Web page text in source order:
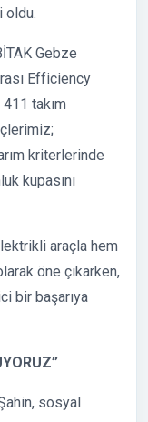
oldu.
Gebze
Efficiency
takım
kriterlerinde
kupasını
araçla hem
öne çıkarken,
bir başarıya
sosyal